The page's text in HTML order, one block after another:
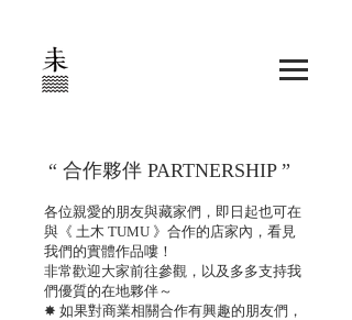
“ 合作夥伴 PARTNERSHIP ”
各位親愛的朋友與藏家們，即日起也可在
與《 土木 TUMU 》合作的店家內，看見
我們的實體作品嘍！
非常歡迎大家前往參觀，以及多多支持我
們優質的在地夥伴～
✸ 如果對商業相關合作有興趣的朋友們，